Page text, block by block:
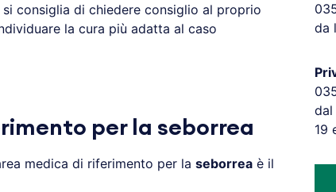
consiglia di chiedere consiglio al proprio
la cura più adatta al caso
per la seborrea
medica di riferimento per la seborreaè il
da
dal
19